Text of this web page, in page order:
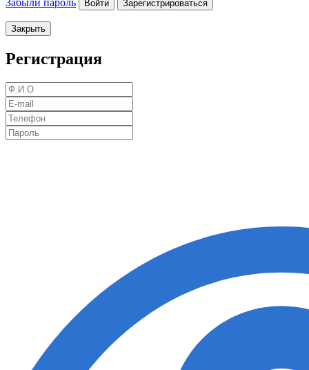
Забыли пароль Войти Зарегистрироваться
Закрыть
Регистрация